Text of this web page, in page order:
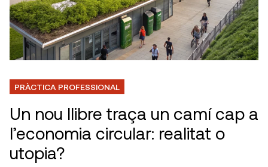
PRÀCTICA PROFESSIONAL
Un nou llibre traça un camí cap a
l’economia circular: realitat o
utopia?